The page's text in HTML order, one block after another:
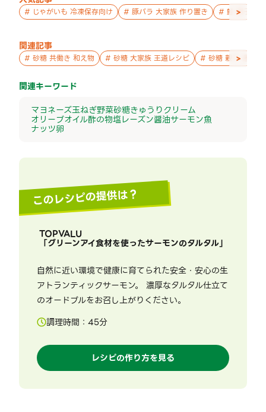
# じゃがいも 冷凍保存向け # 豚バラ 大家族 作り置き # 鮭 親子 作
>
関連記事
# 砂糖 共働き 和え物 # 砂糖 大家族 王道レシピ # 砂糖 親子 週末の
>
関連キーワード
マヨネーズ玉ねぎ野菜砂糖きゅうりクリーム
オリーブオイル酢の物塩レーズン醤油サーモン魚
ナッツ卵
このレシピの提供は？
TOPVALU
「グリーンアイ食材を使ったサーモンのタルタル」
自然に近い環境で健康に育てられた安全・安心の生
アトランティックサーモン。 濃厚なタルタル仕立て
のオードブルをお召し上がりください。
調理時間： 45分
レシピの作り方を見る